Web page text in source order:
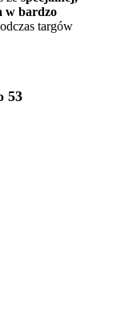
w bardzo
targów
53